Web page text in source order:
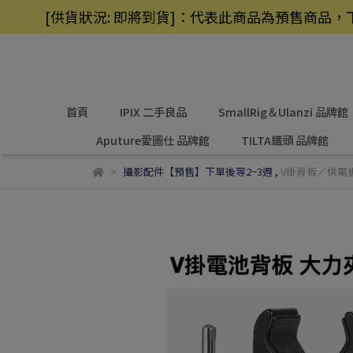
[供貨狀況: 即將到貨]：代表此商品為預售商品
首頁 IPIX 二手良品
SmallRig＆Ulanzi 品牌館
Aputure愛圖仕 品牌館
TILTA鐵頭 品牌館
攝影配件【預售】下單後等2~3週 , V掛背板／供電